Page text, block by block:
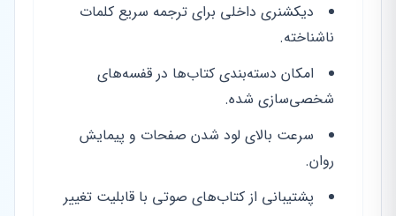
دیکشنری داخلی برای ترجمه سریع کلمات
ناشناخته.
امکان دسته‌بندی کتاب‌ها در قفسه‌های
شخصی‌سازی شده.
سرعت بالای لود شدن صفحات و پیمایش
روان.
پشتیبانی از کتاب‌های صوتی با قابلیت تغییر